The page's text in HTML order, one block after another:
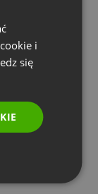
musi być
ile treści
obniżania
kampanie
powinny
tuż przed
ITALIAN
i
się